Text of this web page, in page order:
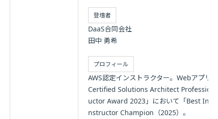
登壇者
DaaS合同会社
田中 勇希
プロフィール
AWS認定インストラクター。Webアプリ
Certified Solutions Architect
uctor Award 2023」において「Best
nstructor Champion（2025）。